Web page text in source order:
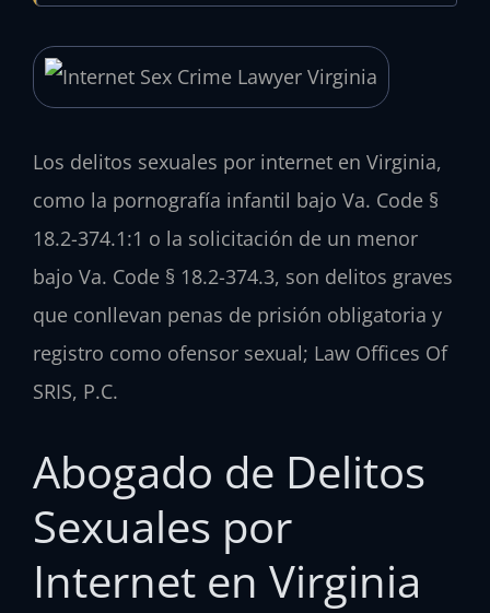
Los delitos sexuales por internet en Virginia,
como la pornografía infantil bajo Va. Code §
18.2-374.1:1 o la solicitación de un menor
bajo Va. Code § 18.2-374.3, son delitos graves
que conllevan penas de prisión obligatoria y
registro como ofensor sexual; Law Offices Of
SRIS, P.C.
Abogado de Delitos
Sexuales por
Internet en Virginia